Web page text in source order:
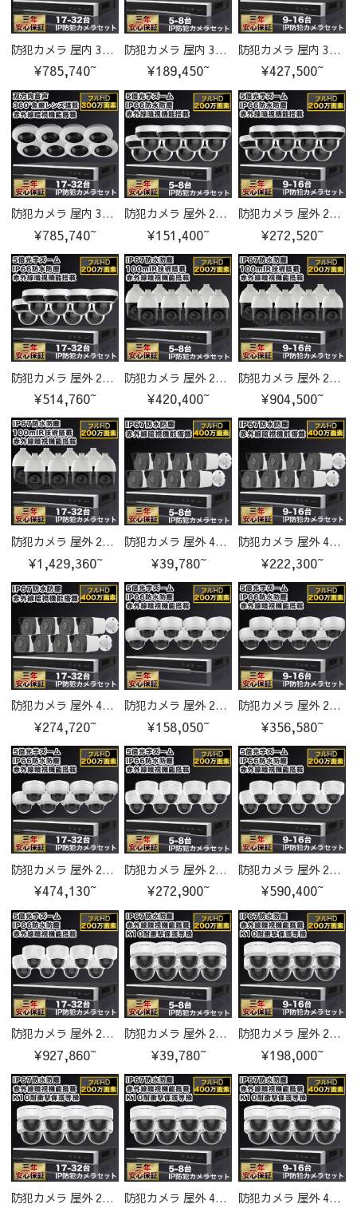
防犯カメラ 屋内 300万画素 魚眼レンズ 水平視野180°垂直視野 180°IPカメラ 17-32台セット
¥785,740~
防犯カメラ 屋内 300万画素 魚眼レンズ 水平視野180°、垂直視野180°IPカメラ 5-8台セット
¥189,450~
防犯カメラ 屋内 300万画素 魚眼レンズ 水平視野180°、垂直視野180°IPカメラ 9-16台セット
¥427,500~
防犯カメラ 屋内 300万画素 魚眼レンズ 水平視野180°、垂直視野180°IPカメラ 17-32台セット
¥785,740~
防犯カメラ 屋外 200万画素 光学レンズ搭載 IP66防塵防水 PTZ機能付き IPカメラ 5-8台セット
¥151,400~
防犯カメラ 屋外 200万画素 光学レンズ搭載 IP66防塵防水 PTZ機能付き IPカメラ 9-16台セット
¥272,520~
防犯カメラ 屋外 200万画素 光学レンズ搭載 IP66防塵防水 PTZ機能付き IPカメラ 17-32台セット
¥514,760~
防犯カメラ 屋外 200万画素 光学レンズ搭載 IP66防塵防水 PTZ機能付き IPカメラ 5-8台セット
¥420,400~
防犯カメラ 屋外 200万画素 光学レンズ搭載 IP66防塵防水 PTZ機能付き IPカメラ 9-16台セット
¥904,500~
防犯カメラ 屋外 200万画素 光学レンズ搭載 IP66防塵防水 PTZ機能付き IPカメラ 17-32台セット
¥1,429,360~
防犯カメラ 屋外 400万画素 固定レンズ2.8mm IP67防塵防水 IPカメラ 5-8台セット
¥39,780~
防犯カメラ 屋外 400万画素 固定レンズ2.8mm IP67防塵防水 IPカメラ 9-16台セット
¥222,300~
防犯カメラ 屋外 400万画素 固定レンズ2.8mm IP67防塵防水 IPカメラ 17-32台セット
¥274,720~
防犯カメラ 屋外 200万画素 固定レンズ2.8mm IP67防塵防水 IPカメラ 5台セット
¥158,050~
防犯カメラ 屋外 200万画素 固定レンズ2.8mm IP67防塵防水 IPカメラ 9-16台セット
¥356,580~
防犯カメラ 屋外 200万画素 固定レンズ2.8mm IP67防塵防水 IPカメラ 17-32台セット
¥474,130~
防犯カメラ 屋外 200万画素 光学レンズ搭載 IP66防塵防水 IPカメラ 5-8台セット
¥272,900~
防犯カメラ 屋外 200万画素 光学レンズ搭載 IP66防塵防水 IPカメラ 9-16台セット
¥590,400~
防犯カメラ 屋外 200万画素 光学レンズ搭載 IP66防塵防水 IPカメラ 17-32台セット
¥927,860~
防犯カメラ 屋外 200万画素 固定レンズ2.8mm IP67防塵防水 IPカメラ 5-8台セット
¥39,780~
防犯カメラ 屋外 200万画素 固定レンズ2.8mm IP67防塵防水 IPカメラ 9-16台セット
¥198,000~
防犯カメラ 屋外 200万画素 固定レンズ2.8mm IP67防塵防水 IPカメラ 17-32台セット 防犯カメラ 屋外 400万画素 固定レンズ2.8mm IP67防塵防水 IPカメラ 5-8台セット 防犯カメラ 屋外 400万画素 固定レンズ2.8mm IP67防塵防水 IPカメラ 9-16台セット